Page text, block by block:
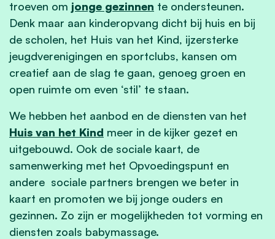
troeven om jonge gezinnen te ondersteunen.
Denk maar aan kinderopvang dicht bij huis en bij
de scholen, het Huis van het Kind, ijzersterke
jeugdverenigingen en sportclubs, kansen om
creatief aan de slag te gaan, genoeg groen en
open ruimte om even ‘stil’ te staan.
We hebben het aanbod en de diensten van het
Huis van het Kind meer in de kijker gezet en
uitgebouwd. Ook de sociale kaart, de
samenwerking met het Opvoedingspunt en
andere sociale partners brengen we beter in
kaart en promoten we bij jonge ouders en
gezinnen. Zo zijn er mogelijkheden tot vorming en
diensten zoals babymassage.